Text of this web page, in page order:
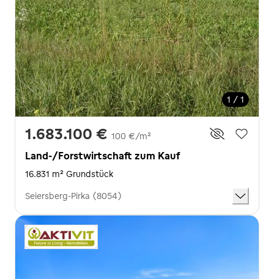
1 / 1
1.683.100 € 100 €/m²
Land-/Forstwirtschaft zum Kauf
16.831 m² Grundstück
Seiersberg-Pirka (8054)